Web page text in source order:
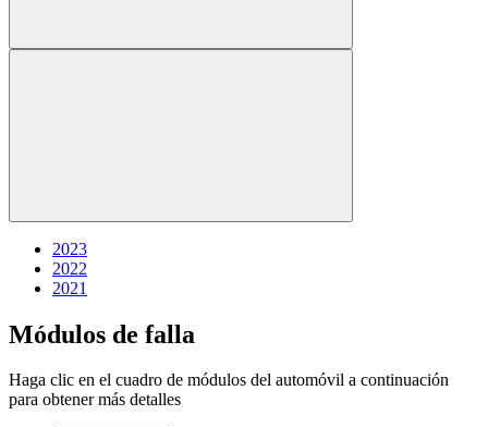
2023
2022
2021
Módulos de falla
Haga clic en el cuadro de módulos del automóvil a continuación
para obtener más detalles